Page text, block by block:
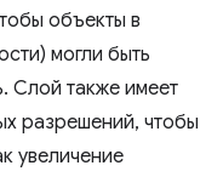
объекты в
могли быть
Слой также имеет
разрешений, чтобы
увеличение